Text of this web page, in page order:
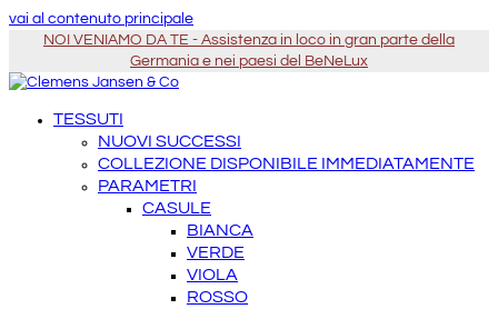
vai al contenuto principale
NOI VENIAMO DA TE - Assistenza in loco in gran parte della
Germania e nei paesi del BeNeLux
TESSUTI
NUOVI SUCCESSI
COLLEZIONE DISPONIBILE IMMEDIATAMENTE
PARAMETRI
CASULE
BIANCA
VERDE
VIOLA
ROSSO